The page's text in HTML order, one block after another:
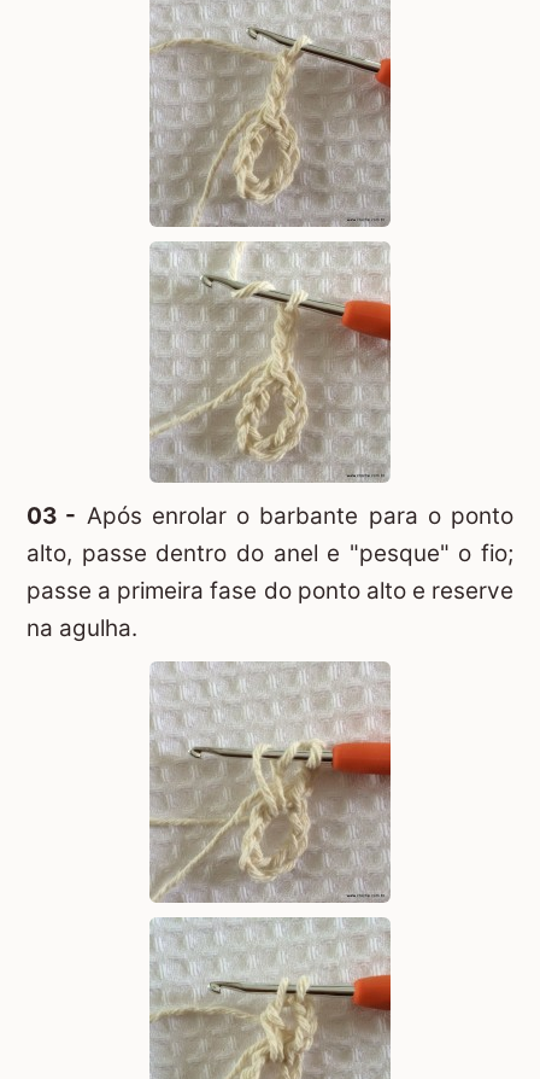
03 - Após enrolar o barbante para o ponto
alto, passe dentro do anel e "pesque" o fio;
passe a primeira fase do ponto alto e reserve
na agulha.